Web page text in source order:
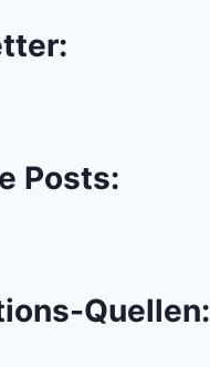
Posts:
Quellen: